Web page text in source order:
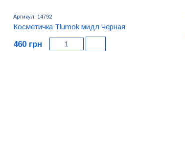
Артикул: 14792
Косметичка Tlumok мидл Черная
460 грн